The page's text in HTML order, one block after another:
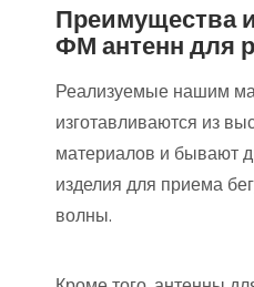
Преимущества
ФМ антенн для
Реализуемые нашим
изготавливаются из
материалов и бывают
изделия для приема
волны.